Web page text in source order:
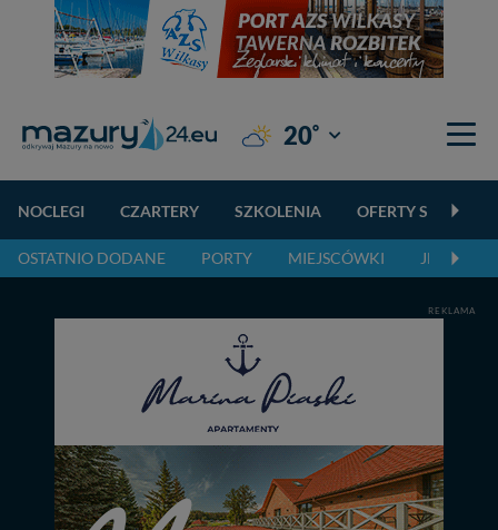
20° Giżycko
NOCLEGI CZARTERY SZKOLENIA OFERTY
OSTATNIO DODANE PORTY MIEJSCÓWKI JEZIORA,
REKLAMA